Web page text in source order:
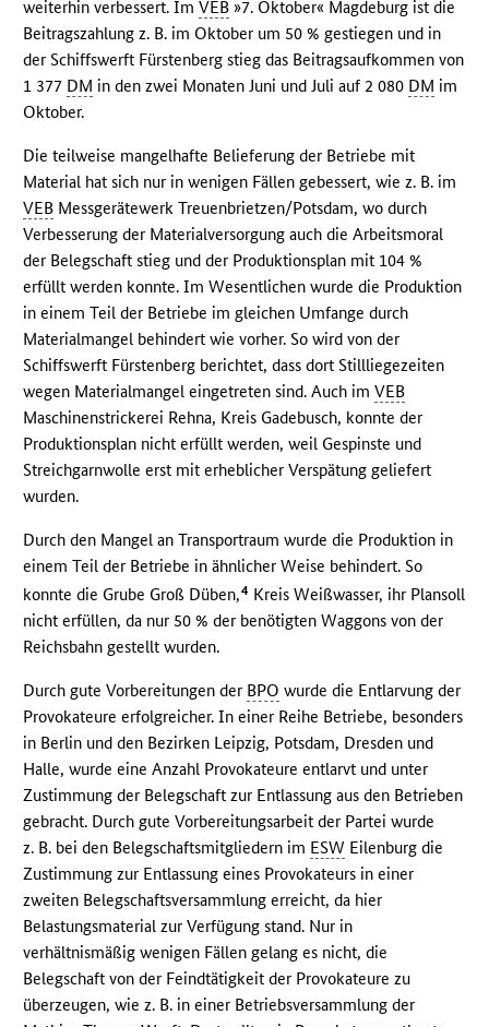
weiterhin verbessert. ImVEB »7. Oktober« Magdeburg ist die
Beitragszahlung z. B. im Oktober um 50 % gestiegen und in
der Schiffswerft Fürstenberg stieg das Beitragsaufkommen von
1 377 DM in den zwei Monaten Juni und Juli auf 2 080 DM im
Oktober.
Die teilweise mangelhafte Belieferung der Betriebe mit
Material hat sich nur in wenigen Fällen gebessert, wie z. B. im
VEB Messgerätewerk Treuenbrietzen/Potsdam, wo durch
Verbesserung der Materialversorgung auch die Arbeitsmoral
der Belegschaft stieg und der Produktionsplan mit 104 %
erfüllt werden konnte. Im Wesentlichen wurde die Produktion
in einem Teil der Betriebe im gleichen Umfange durch
Materialmangel behindert wie vorher. So wird von der
Schiffswerft Fürstenberg berichtet, dass dort Stillliegezeiten
wegen Materialmangel eingetreten sind. Auch imVEB
Maschinenstrickerei Rehna, Kreis Gadebusch, konnte der
Produktionsplan nicht erfüllt werden, weil Gespinste und
Streichgarnwolle erst mit erheblicher Verspätung geliefert
wurden.
Durch den Mangel an Transportraum wurde die Produktion in
einem Teil der Betriebe in ähnlicher Weise behindert. So
konnte die Grube Groß Düben,4 Kreis Weißwasser, ihr Plansoll
nicht erfüllen, da nur 50 % der benötigten Waggons von der
Reichsbahn gestellt wurden.
Durch gute Vorbereitungen der BPO wurde die Entlarvung der
Provokateure erfolgreicher. In einer Reihe Betriebe, besonders
in Berlin und den Bezirken Leipzig, Potsdam, Dresden und
Halle, wurde eine Anzahl Provokateure entlarvt und unter
Zustimmung der Belegschaft zur Entlassung aus den Betrieben
gebracht. Durch gute Vorbereitungsarbeit der Partei wurde
z. B. bei den Belegschaftsmitgliedern im ESW Eilenburg die
Zustimmung zur Entlassung eines Provokateurs in einer
zweiten Belegschaftsversammlung erreicht, da hier
Belastungsmaterial zur Verfügung stand. Nur in
verhältnismäßig wenigen Fällen gelang es nicht, die
Belegschaft von der Feindtätigkeit der Provokateure zu
überzeugen, wie z. B. in einer Betriebsversammlung der